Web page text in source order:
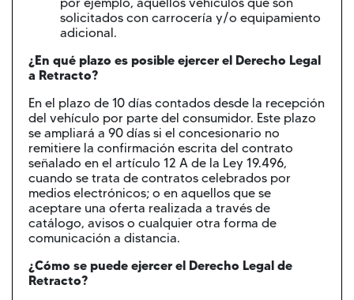
solicitados con carrocería y/o equipamiento
adicional.
¿En qué plazo es posible ejercer el Derecho Legal
a Retracto?
En el plazo de 10 días contados desde la recepción
del vehículo por parte del consumidor. Este plazo
se ampliará a 90 días si el concesionario no
remitiere la confirmación escrita del contrato
señalado en el artículo 12 A de la Ley 19.496,
cuando se trata de contratos celebrados por
medios electrónicos; o en aquellos que se
aceptare una oferta realizada a través de
catálogo, avisos o cualquier otra forma de
comunicación a distancia.
¿Cómo se puede ejercer el Derecho Legal de
Retracto?